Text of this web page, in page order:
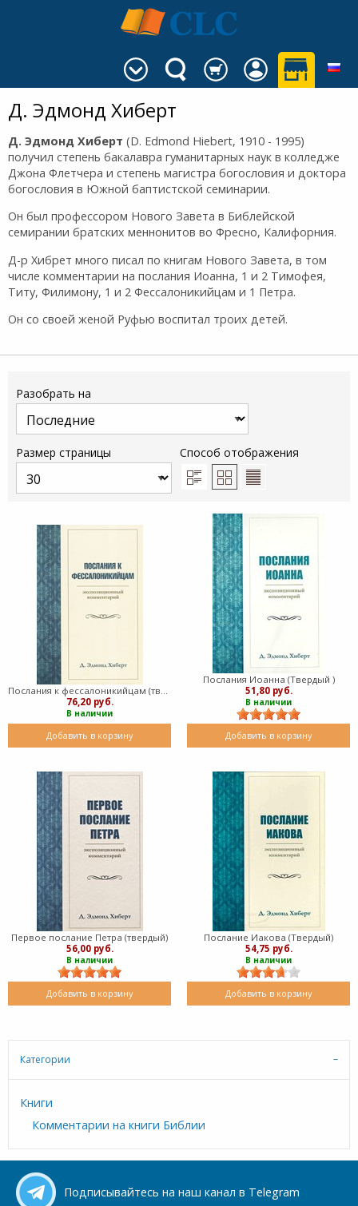
Д. Эдмонд Хиберт
Д. Эдмонд Хиберт (D. Edmond Hiebert, 1910 - 1995)
получил степень бакалавра гуманитарных наук в колледже
Джона Флетчера и степень магистра богословия и доктора
богословия в Южной баптистской семинарии.
Он был профессором Нового Завета в Библейской
семирании братских меннонитов во Фресно, Калифорния.
Д-р Хибрет много писал по книгам Нового Завета, в том
числе комментарии на послания Иоанна, 1 и 2 Тимофея,
Титу, Филимону, 1 и 2 Фессалоникийцам и 1 Петра.
Он со своей женой Руфью воспитал троих детей.
Разобрать на
Размер страницы Способ отображения
Послания к фессалоникийцам (твердый)
76,20 руб.
В наличии
Добавить в корзину
Послания Иоанна (Твердый )
51,80 руб.
В наличии
Добавить в корзину
Первое послание Петра (твердый)
56,00 руб.
В наличии
Добавить в корзину
Послание Иакова (Твердый)
54,75 руб.
В наличии
Добавить в корзину
Категории
Книги
Комментарии на книги Библии
Подписывайтесь на наш канал в Telegram